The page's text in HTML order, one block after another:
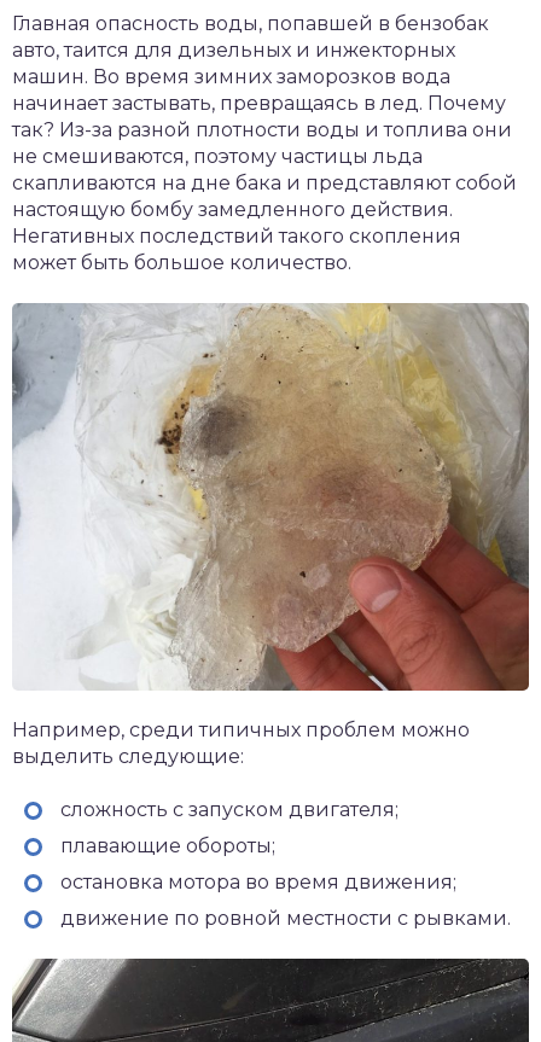
Главная опасность воды, попавшей в бензобак
авто, таится для дизельных и инжекторных
машин. Во время зимних заморозков вода
начинает застывать, превращаясь в лед. Почему
так? Из-за разной плотности воды и топлива они
не смешиваются, поэтому частицы льда
скапливаются на дне бака и представляют собой
настоящую бомбу замедленного действия.
Негативных последствий такого скопления
может быть большое количество.
Например, среди типичных проблем можно
выделить следующие:
сложность с запуском двигателя;
плавающие обороты;
остановка мотора во время движения;
движение по ровной местности с рывками.